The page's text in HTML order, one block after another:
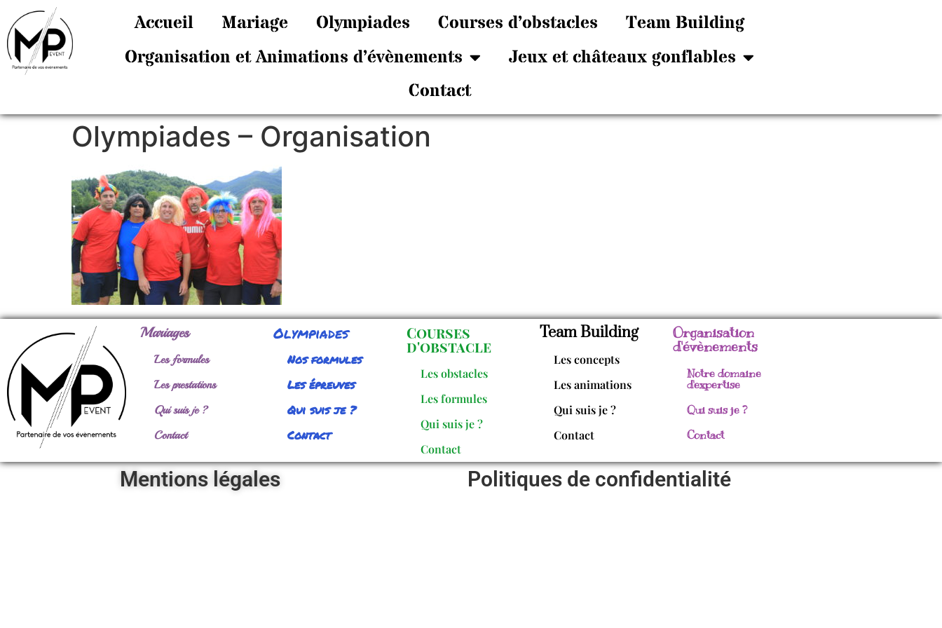
Accueil Mariage Olympiades Courses d’obstacles
Team Building
Organisation et Animations d’évènements
Jeux et châteaux gonflables
Contact
Olympiades – Organisation
Mariages
Les formules
Les prestations
Qui suis je ?
Contact
Olympiades
Nos formules
Les épreuves
Qui suis je ?
Contact
Courses
d'obstacle
Les obstacles
Les formules
Qui suis je ?
Contact
Team Building
Les concepts
Les animations
Qui suis je ?
Contact
Organisation
d'évènements
Notre domaine
d'expertise
Qui suis je ?
Contact
Mentions légales Politiques de confidentialité